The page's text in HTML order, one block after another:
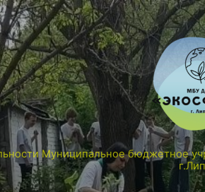
Муниципальное бюджетное